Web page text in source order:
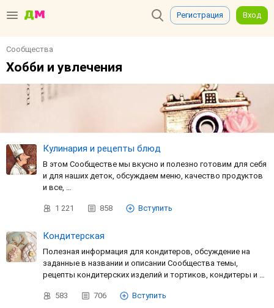
Регистрация Вход
Сообщества
Хобби и увлечения
Кулинария и рецепты блюд
В этом Сообществе мы вкусно и полезно готовим для себя
и для наших деток, обсуждаем меню, качество продуктов
и все, …
1 221 858 Вступить
Кондитерская
Полезная информация для кондитеров, обсуждение на
заданные в названии и описании Сообщества темы,
рецепты кондитерских изделий и тортиков, кондитеры и …
583 706 Вступить